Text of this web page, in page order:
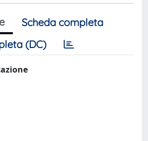
Scheda completa
(DC)